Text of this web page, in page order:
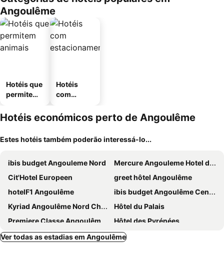
Angoulême
Hotéis que
permitem
Hotéis
com
mento
Hotéis económicos perto de Angoulême
Estes hotéis também poderão interessá-lo...
ibis budget Angouleme Nord
Mercure Angouleme Hotel de France
Cit'Hotel Europeen
greet hôtel Angoulême
hotelF1 Angoulême
ibis budget Angoulême Centre
Kyriad Angoulême Nord Champniers- Hôtel & Résidence
Hôtel du Palais
Premiere Classe Angoulême La Couronne
Hôtel des Pyrénées
Brit Hotel Terminus
Hotel Marjolaine
Ver todas as estadias em Angoulême